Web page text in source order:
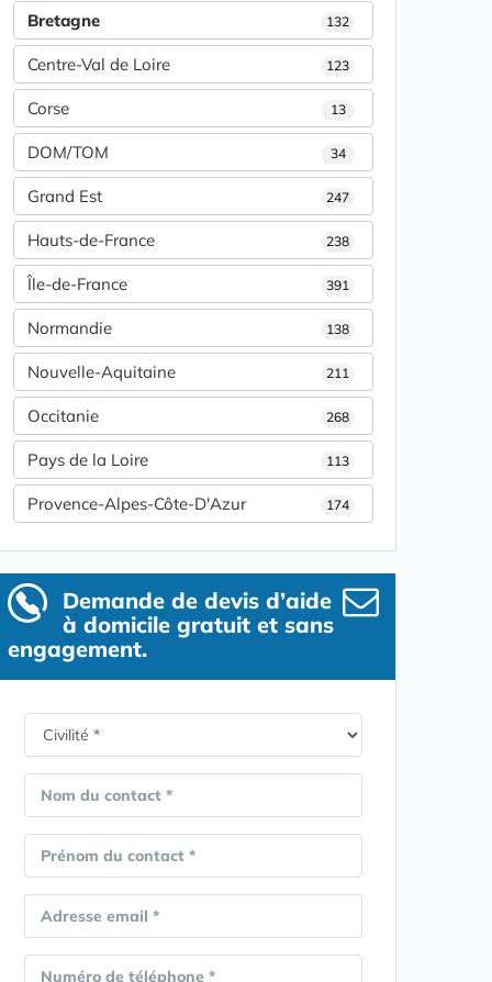
Bretagne 132
Centre-Val de Loire 123
Corse 13
DOM/TOM 34
Grand Est 247
Hauts-de-France 238
Île-de-France 391
Normandie 138
Nouvelle-Aquitaine 211
Occitanie 268
Pays de la Loire 113
Provence-Alpes-Côte-D'Azur 174
Demande de devis d’aide
à domicile gratuit et sans
engagement.
Nom du contact *
Prénom du contact *
Adresse email *
Numéro de téléphone *